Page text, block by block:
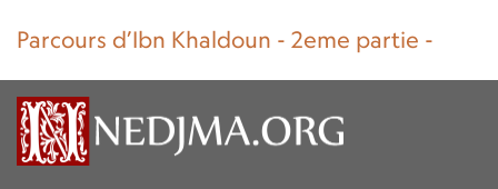
Parcours d’Ibn Khaldoun - 2eme partie -